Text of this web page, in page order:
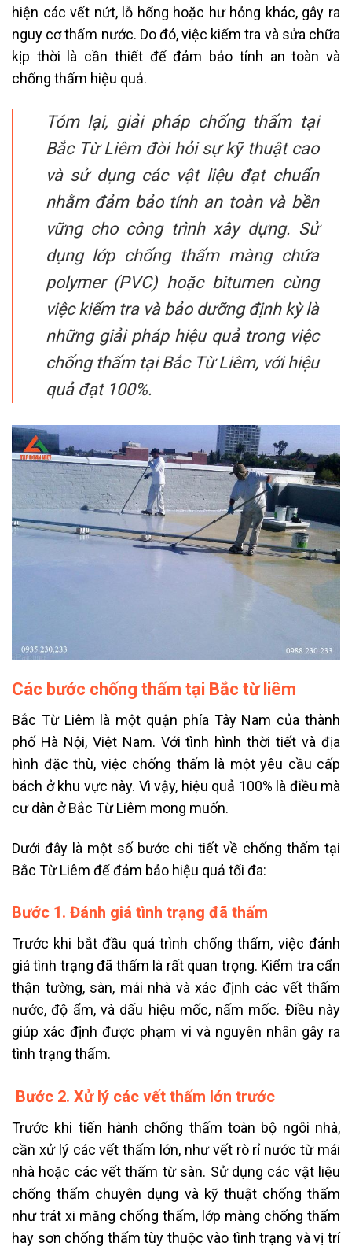
hiện các vết nứt, lỗ hổng hoặc hư hỏng khác, gây ra
nguy cơ thấm nước. Do đó, việc kiểm tra và sửa chữa
kịp thời là cần thiết để đảm bảo tính an toàn và
chống thấm hiệu quả.
Tóm lại, giải pháp chống thấm tại
Bắc Từ Liêm đòi hỏi sự kỹ thuật cao
và sử dụng các vật liệu đạt chuẩn
nhằm đảm bảo tính an toàn và bền
vững cho công trình xây dựng. Sử
dụng lớp chống thấm màng chứa
polymer (PVC) hoặc bitumen cùng
việc kiểm tra và bảo dưỡng định kỳ là
những giải pháp hiệu quả trong việc
chống thấm tại Bắc Từ Liêm, với hiệu
quả đạt 100%.
Các bước chống thấm tại Bắc từ liêm
Bắc Từ Liêm là một quận phía Tây Nam của thành
phố Hà Nội, Việt Nam. Với tình hình thời tiết và địa
hình đặc thù, việc chống thấm là một yêu cầu cấp
bách ở khu vực này. Vì vậy, hiệu quả 100% là điều mà
cư dân ở Bắc Từ Liêm mong muốn.
Dưới đây là một số bước chi tiết về chống thấm tại
Bắc Từ Liêm để đảm bảo hiệu quả tối đa:
Bước 1. Đánh giá tình trạng đã thấm
Trước khi bắt đầu quá trình chống thấm, việc đánh
giá tình trạng đã thấm là rất quan trọng. Kiểm tra cẩn
thận tường, sàn, mái nhà và xác định các vết thấm
nước, độ ẩm, và dấu hiệu mốc, nấm mốc. Điều này
giúp xác định được phạm vi và nguyên nhân gây ra
tình trạng thấm.
Bước 2. Xử lý các vết thấm lớn trước
Trước khi tiến hành chống thấm toàn bộ ngôi nhà,
cần xử lý các vết thấm lớn, như vết rò rỉ nước từ mái
nhà hoặc các vết thấm từ sàn. Sử dụng các vật liệu
chống thấm chuyên dụng và kỹ thuật chống thấm
như trát xi măng chống thấm, lớp màng chống thấm
hay sơn chống thấm tùy thuộc vào tình trạng và vị trí